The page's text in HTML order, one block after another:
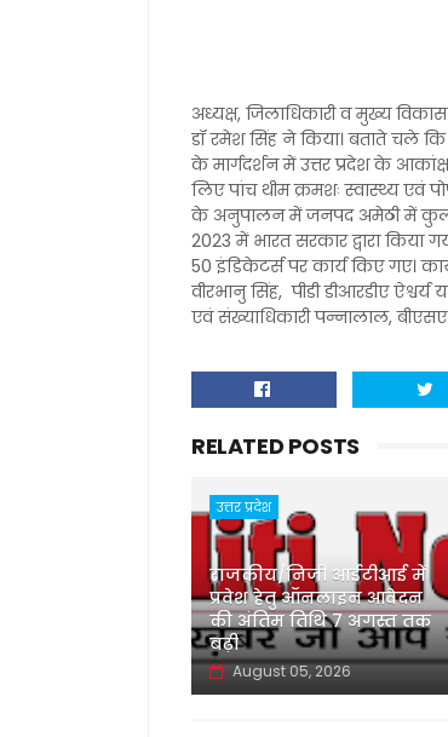
अध्यक्ष, जिलाधिकारी व मुख्य
डॉ रमेश सिंह ने किया। बताते चले कि
के मार्गदर्शन में उत्तर प्रदेश के
लिए पांच थीम क्रमशः स्वास्थ्य एवं
के अनुपालन में जनपद अमेठी में कुल
2023 में भारत सरकार द्वारा किया
50 इंडिकेटर्स पर कार्य किए गए।
वीरभानु सिंह, पीडी डीआरडीए
एवं संख्याधिकारी पन्नालाल,
RELATED POSTS
उत्तर प्रदेश
राजकीय/निजी आईटीआई में
प्रवेश हेतु ऑनलाइन आवेदन
की अंतिम तिथि 7 अगस्त तक
बढ़ी
August 05, 2026